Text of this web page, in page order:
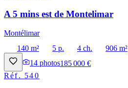
A 5 mins est de Montelimar
Montélimar
140 m²
5 p. 4 ch.
906 m²
14 photos185 000 €
Réf. 540